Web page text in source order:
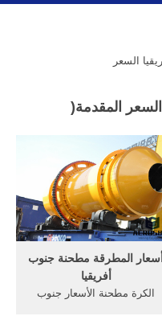
السعر
المقدمة(
أسعار المطرقة مطحنة جنوب
أفريقيا
الكرة مطحنة الأسعار جنوب